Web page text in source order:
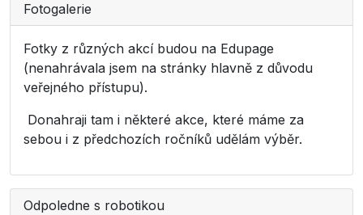
Fotogalerie
Fotky z různých akcí budou na Edupage
(nenahrávala jsem na stránky hlavně z důvodu
veřejného přístupu).
Donahraji tam i některé akce, které máme za
sebou i z předchozích ročníků udělám výběr.
Odpoledne s robotikou